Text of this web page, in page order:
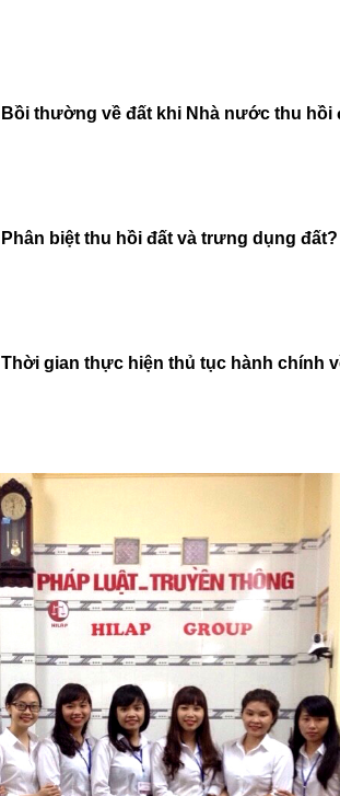
Bồi thường về đất khi Nhà nước thu hồi
Phân biệt thu hồi đất và trưng dụng đất?
Thời gian thực hiện thủ tục hành chính